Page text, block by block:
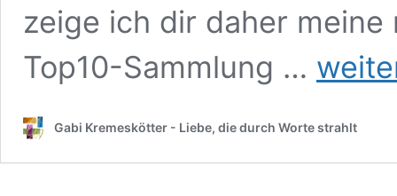
zeige ich dir daher
Top10-Sammlung …
Norden:
2025
Gabi Kremeskötter - Liebe, die durch Worte strahlt